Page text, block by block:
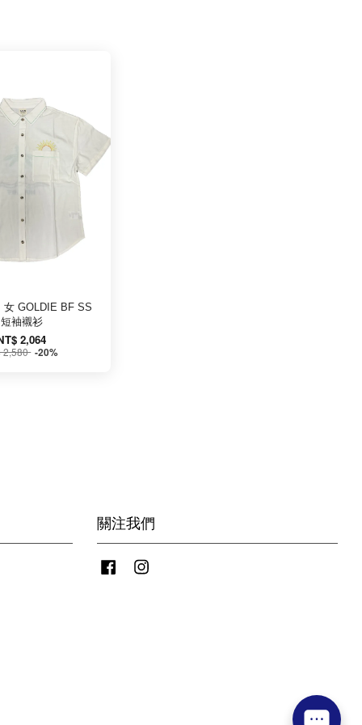
女 GOLDIE BF SS
短袖襯衫
2,064
2,580 -20%
關注我們
Facebook